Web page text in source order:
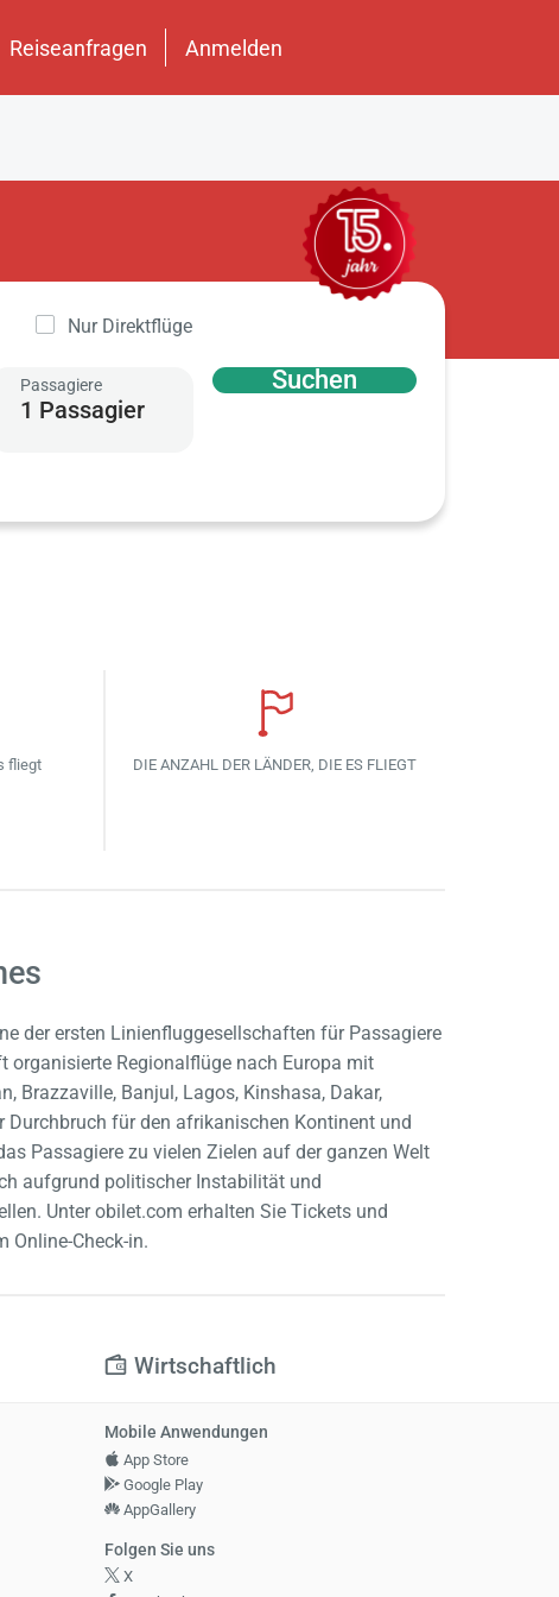
Reiseanfragen Anmelden
Nur Direktflüge
Passagiere
1 Passagier
Suchen
fliegt DIE ANZAHL DER LÄNDER, DIE ES FLIEGT
der ersten Linienfluggesellschaften für Passagiere
organisierte Regionalflüge nach Europa mit
Brazzaville, Banjul, Lagos, Kinshasa, Dakar,
Durchbruch für den afrikanischen Kontinent und
Passagiere zu vielen Zielen auf der ganzen Welt
aufgrund politischer Instabilität und
Unter obilet.com erhalten Sie Tickets und
Online-Check-in.
Wirtschaftlich
Mobile Anwendungen
App Store
Google Play
AppGallery
Folgen Sie uns
X